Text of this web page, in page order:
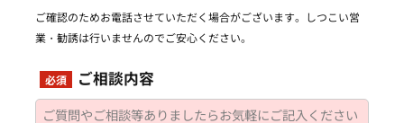
ご確認のためお電話させていただく場合がございます。しつこい営
業・勧誘は行いませんのでご安心ください。
必須 ご相談内容